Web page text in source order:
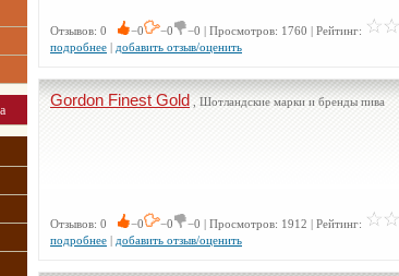
Отзывов: 0 −0 −0 −0 | Просмотров: 1760 | Рейтинг:
подробнее | добавить отзыв/оценить
Gordon Finest Gold, Шотландские марки и бренды пива
Отзывов: 0 −0 −0 −0 | Просмотров: 1912 | Рейтинг:
подробнее | добавить отзыв/оценить